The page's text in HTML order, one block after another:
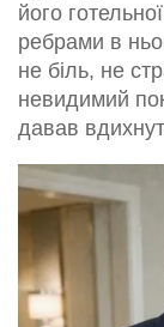
його
ребрами в
не біль, не
невидимий
давав